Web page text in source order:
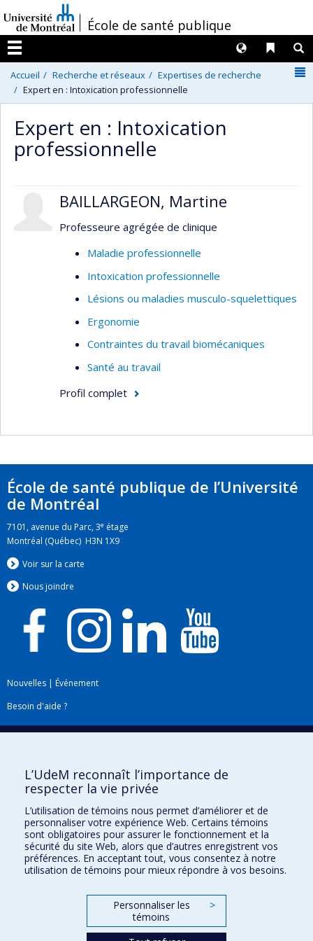
au
contenu
/École de santé publique
Menu
Liens
Langues
Accueil Recherche et réseaux
Expertises de recherche
Expert en : Intoxication professionnelle
Expert en : Intoxication
professionnelle
BAILLARGEON, Martine
Professeure agrégée de clinique
Maladie professionnelle
Intoxication professionnelle
Lésions ou maladies musculo-squelettiques
Ergonomie
Contraintes du travail biomécaniques
Santé au travail
Profil complet
École de santé publique de l’Université
de Montréal
7101, avenue du Parc, 3e étage
Montréal (Québec) H3N 1X9
Voir sur la carte
Nous joindre
Nouvelles | Événement
Besoin d'aide ?
Plan du site|Accessibilité
Téléchargez les logos de l'ESPUM
L’UdeM reconnaît l’importance de
respecter la vie privée
L’utilisation de témoins nous permet d’améliorer et de
personnaliser votre expérience Web. Certains témoins
sont obligatoires pour assurer le fonctionnement et la
sécurité du site Web, alors que d’autres enregistrent vos
préférences. En acceptant tout, vous consentez à notre
utilisation de témoins pour mieux répondre à vos besoins.
Personnaliser les
témoins
>